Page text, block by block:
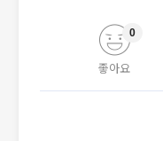
좋아요
0